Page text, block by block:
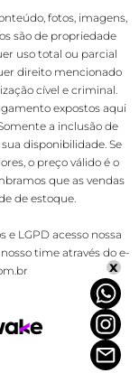
fotos, imagens,
são de propriedade
uso total ou parcial
direito mencionado
cível e criminal.
expostos aqui
a inclusão de
disponibilidade. Se
o preço válido é o
que as vendas
de estoque.
e LGPD acesso nossa
time através do e-
x